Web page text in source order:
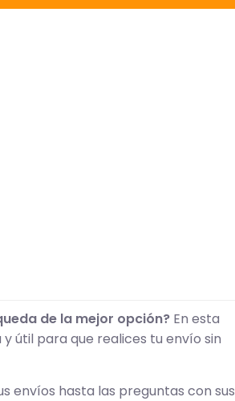
de la mejor opción? En esta
útil para que realices tu envío sin
envíos hasta las preguntas con sus